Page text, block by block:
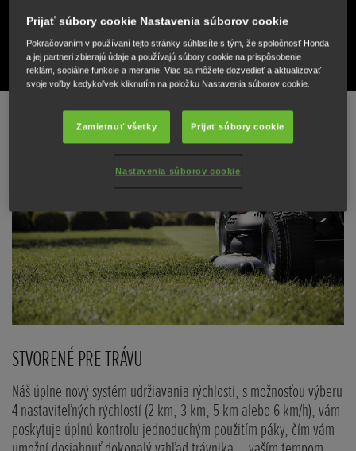
vyzerajúci trávnik.
STVORENÉ PRE TRÁVU
Náš úplne nový systém udržiavania rýchlosti, s možnosťou výberu
4 nastaviteľných rýchlostí (2 km, 3 km, 5 km alebo 6 km/h), vám
poskytuje úplnú kontrolu jednoduchým použitím páky, čím vám
Prijať súbory cookie Nastavenia súborov cookie
Pokračovaním v používaní tejto stránky súhlasíte s tým, že spoločnosť Honda
a jej partneri zbierajú údaje a používajú súbory cookie na prispôsobenie
reklám, sociálne funkcie a meranie. Viac sa môžete dozvedieť a aktualizovať
svoje voľby kedykoľvek kliknutím na položku Nastavenia súborov cookie.
Zamietnuť všetky Prijať súbory cookie
Nastavenia súborov cookie